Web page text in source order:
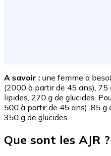
A savoir : une femme a
(2000 à partir de 45 ans), 75
lipides, 270 g de glucides.
500 à partir de 45 ans), 85 g
350 g de glucides.
Que sont les AJR ?